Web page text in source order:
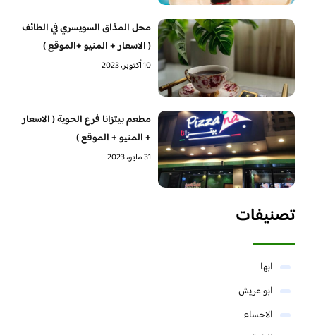
محل المذاق السويسري في الطائف
( الاسعار + المنيو +الموقع )
10 أكتوبر، 2023
مطعم بيتزانا فرع الحوية ( الاسعار
+ المنيو + الموقع )
31 مايو، 2023
تصنيفات
ابها
ابو عريش
الاحساء